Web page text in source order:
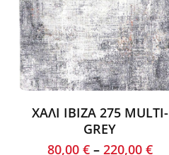
ΧΑΛΙ IBIZA 275 MULTI-
GREY
80,00 €– 220,00 €